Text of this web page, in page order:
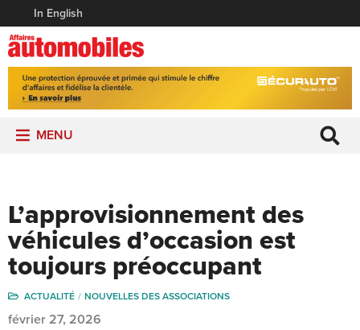
In English
MENU
L’approvisionnement des
véhicules d’occasion est
toujours préoccupant
ACTUALITÉ NOUVELLES DES ASSOCIATIONS
février 27, 2026